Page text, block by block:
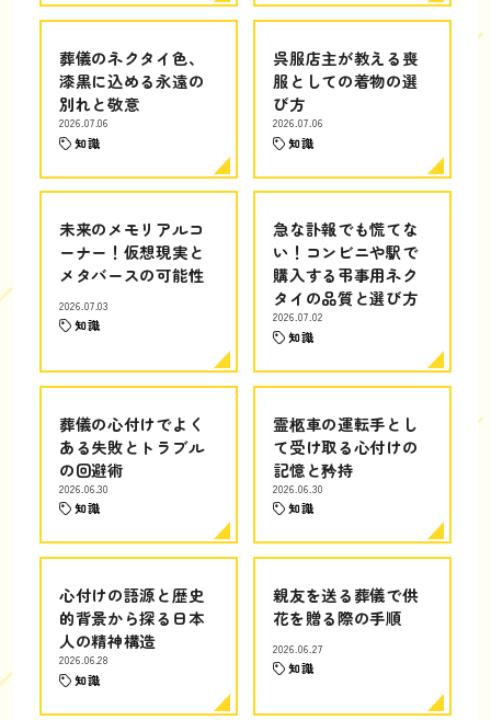
葬儀のネクタイ色、
漆黒に込める永遠の
別れと敬意
2026.07.06
知識
呉服店主が教える喪
服としての着物の選
び方
2026.07.06
知識
未来のメモリアルコ
ーナー！仮想現実と
メタバースの可能性
2026.07.03
知識
急な訃報でも慌てな
い！コンビニや駅で
購入する弔事用ネク
タイの品質と選び方
2026.07.02
知識
葬儀の心付けでよく
ある失敗とトラブル
の回避術
2026.06.30
知識
霊柩車の運転手とし
て受け取る心付けの
記憶と矜持
2026.06.30
知識
心付けの語源と歴史
的背景から探る日本
人の精神構造
2026.06.28
知識
親友を送る葬儀で供
花を贈る際の手順
2026.06.27
知識